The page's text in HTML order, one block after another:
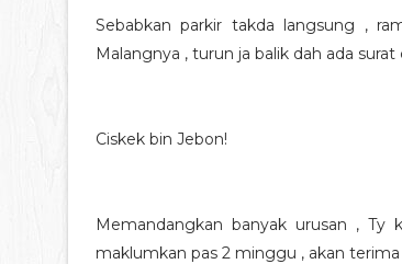
Sebabkan parkir takda langsung ,
Malangnya , turun ja balik dah ada
Ciskek bin Jebon!
Memandangkan banyak urusan , Ty
maklumkan pas 2 minggu , akan